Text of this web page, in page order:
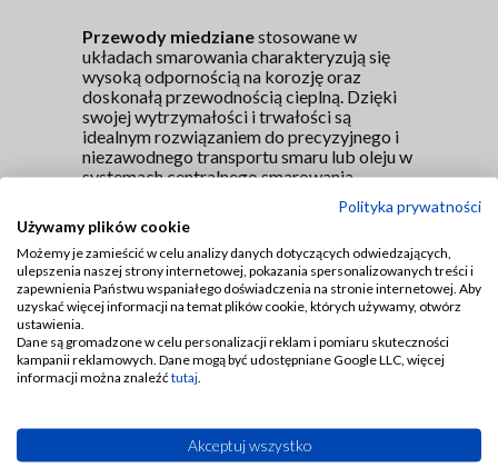
Przewody miedzianestosowane w
układach smarowania charakteryzują się
wysoką odpornością na korozję oraz
doskonałą przewodnością cieplną. Dzięki
swojej wytrzymałości i trwałości są
idealnym rozwiązaniem do precyzyjnego i
niezawodnego transportu smaru lub oleju w
systemach centralnego smarowania.
Miedź jest materiałem łatwym do
formowania, co ułatwia montaż przewodów
nawet w trudnodostępnych miejscach
instalacji. Ponadto przewody miedziane
zapewniają szczelność połączeń, co
minimalizuje ryzyko wycieków i
zanieczyszczeń.
Stosowanie przewodów miedzianych w
zwiększa jego trwałość i niezawodność.
Polityka prywatności
Używamy plików cookie
Możemy je zamieścić w celu analizy danych dotyczących odwiedzających,
ulepszenia naszej strony internetowej, pokazania spersonalizowanych treści i
zapewnienia Państwu wspaniałego doświadczenia na stronie internetowej. Aby
uzyskać więcej informacji na temat plików cookie, których używamy, otwórz
ustawienia.
Dane są gromadzone w celu personalizacji reklam i pomiaru skuteczności
kampanii reklamowych. Dane mogą być udostępniane Google LLC, więcej
informacji można znaleźć tutaj
Akceptuj wszystko